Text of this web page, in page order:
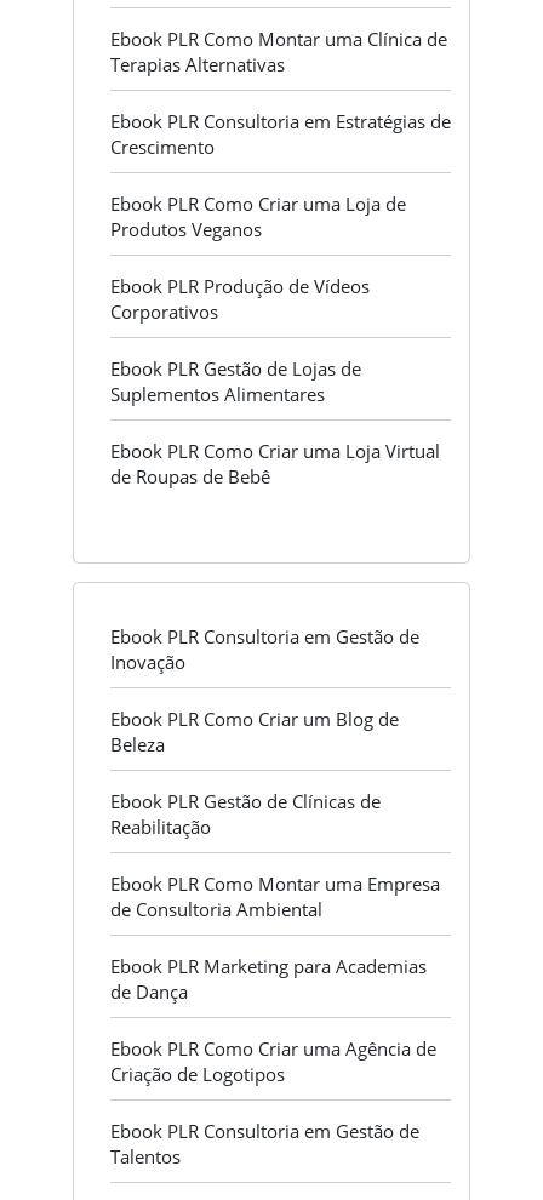
Ebook PLR Como Montar uma Clínica de
Terapias Alternativas
Ebook PLR Consultoria em Estratégias de
Crescimento
Ebook PLR Como Criar uma Loja de
Produtos Veganos
Ebook PLR Produção de Vídeos
Corporativos
Ebook PLR Gestão de Lojas de
Suplementos Alimentares
Ebook PLR Como Criar uma Loja Virtual
de Roupas de Bebê
Ebook PLR Consultoria em Gestão de
Inovação
Ebook PLR Como Criar um Blog de
Beleza
Ebook PLR Gestão de Clínicas de
Reabilitação
Ebook PLR Como Montar uma Empresa
de Consultoria Ambiental
Ebook PLR Marketing para Academias
de Dança
Ebook PLR Como Criar uma Agência de
Criação de Logotipos
Ebook PLR Consultoria em Gestão de
Talentos